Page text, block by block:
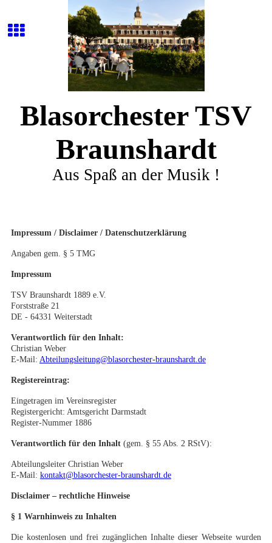
Blasorchester TSV
Braunshardt
Aus Spaß an der Musik !
Impressum / Disclaimer / Datenschutzerklärung
Angaben gem. § 5 TMG
Impressum
TSV Braunshardt 1889 e.V.
Forststraße 21
DE - 64331 Weiterstadt
Verantwortlich für den Inhalt:
Christian Weber
E-Mail: Abteilungsleitung@blasorchester-braunshardt.de
Registereintrag:
Eingetragen im Vereinsregister
Registergericht: Amtsgericht Darmstadt
Register-Nummer 1886
Verantwortlich für den Inhalt(gem. § 55 Abs. 2 RStV):
Abteilungsleiter Christian Weber
E-Mail: kontakt@blasorchester-braunshardt.de
Disclaimer – rechtliche Hinweise
§ 1 Warnhinweis zu Inhalten
Die kostenlosen und frei zugänglichen Inhalte dieser Webseite wurden